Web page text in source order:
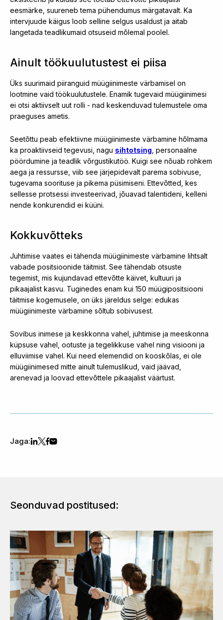
eesmärke, suureneb tema pühendumus märgatavalt. Ka
intervjuude käigus loob selline selgus usaldust ja aitab
langetada teadlikumaid otsuseid mõlemal poolel.
Ainult töökuulutustest ei piisa
Üks suurimaid piiranguid müügiinimeste värbamisel on
lootmine vaid töökuulutustele. Enamik tugevaid müügiinimesi
ei otsi aktiivselt uut rolli - nad keskenduvad tulemustele oma
praeguses ametis.
Seetõttu peab efektiivne müügiinimeste värbamine hõlmama
ka proaktiivseid tegevusi, nagu sihtotsing , personaalne
pöördumine ja teadlik võrgustikutöö. Kuigi see nõuab rohkem
aega ja ressursse, viib see järjepidevalt parema sobivuse,
tugevama soorituse ja pikema püsimiseni. Ettevõtted, kes
sellesse protsessi investeerivad, jõuavad talentideni, kelleni
nende konkurendid ei küüni.
Kokkuvõtteks
Juhtimise vaates ei tähenda müügiinimeste värbamine lihtsalt
vabade positsioonide täitmist. See tähendab otsuste
tegemist, mis kujundavad ettevõtte käivet, kultuuri ja
pikaajalist kasvu. Tuginedes enam kui 150 müügipositsiooni
täitmise kogemusele, on üks järeldus selge: edukas
müügiinimeste värbamine sõltub sobivusest.
Sovibus inimese ja keskkonna vahel, juhtimise ja meeskonna
küpsuse vahel, ootuste ja tegelikkuse vahel ning visiooni ja
elluviimise vahel. Kui need elemendid on kooskõlas, ei ole
müügiinimesed mitte ainult tulemuslikud, vaid jäävad,
arenevad ja loovad ettevõttele pikaajalist väärtust.
Jaga:
Seonduvad postitused: